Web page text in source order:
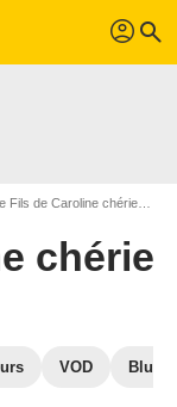
profil search
Fils de Caroline chérie
chérie
VOD Blu-